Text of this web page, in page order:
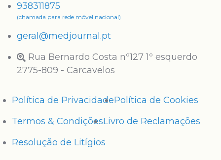
938311875
(chamada para rede móvel nacional)
geral@medjournal.pt
Rua Bernardo Costa nº127 1º esquerdo
2775-809 - Carcavelos
Política de PrivacidadePolítica de Cookies
Termos & CondiçõesLivro de Reclamações
Resolução de Litígios